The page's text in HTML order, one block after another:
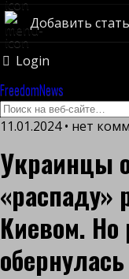
Добавить
Login
FreedomNews
11.01.2024 • нет
Украинцы
«распаду»
Киевом. Но